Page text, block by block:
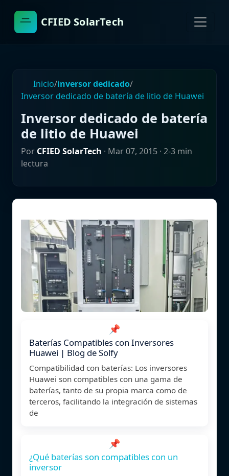
CFIED SolarTech
Inicio/inversor dedicado/
Inversor dedicado de batería de litio de Huawei
Inversor dedicado de batería
de litio de Huawei
Por CFIED SolarTech · Mar 07, 2015 · 2-3 min
lectura
📌
Baterías Compatibles con Inversores
Huawei | Blog de Solfy
Compatibilidad con baterías: Los inversores
Huawei son compatibles con una gama de
baterías, tanto de su propia marca como de
terceros, facilitando la integración de sistemas
de
📌
¿Qué baterías son compatibles con un
inversor